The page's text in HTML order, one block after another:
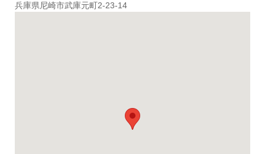
兵庫県尼崎市武庫元町2-23-14